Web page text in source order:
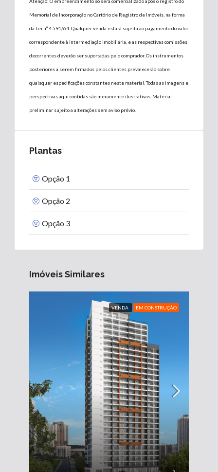
Memorial de Incorporação no Cartório de Registro de Imóveis, na forma
da Lei nº 4.591/64. Qualquer venda estará sujeita ao pagamento do valor
correspondente à intermediação imobiliária, e as respectivas comissões
decorrentes deverão ser suportadas pelo comprador. Os instrumentos
posteriores a serem firmados pelos clientes prevalecerão sobre
quaisquer especificações constantes neste material. Todas as imagens e
perspectivas aqui contidas são meramente ilustrativas. Material
preliminar sujeito a alterações sem aviso prévio.
Plantas
Opção 1
Opção 2
Opção 3
Imóveis Similares
VENDA EM CONSTRUÇÃO